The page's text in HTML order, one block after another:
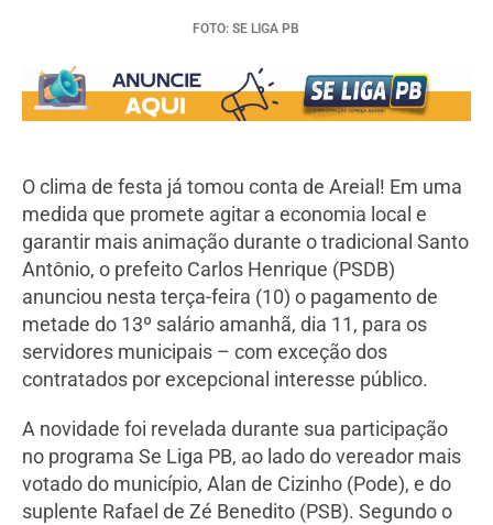
FOTO: SE LIGA PB
O clima de festa já tomou conta de Areial! Em uma
medida que promete agitar a economia local e
garantir mais animação durante o tradicional Santo
Antônio, o prefeito Carlos Henrique (PSDB)
anunciou nesta terça-feira (10) o pagamento de
metade do 13º salário amanhã, dia 11, para os
servidores municipais – com exceção dos
contratados por excepcional interesse público.
A novidade foi revelada durante sua participação
no programa Se Liga PB, ao lado do vereador mais
votado do município, Alan de Cizinho (Pode), e do
suplente Rafael de Zé Benedito (PSB). Segundo o